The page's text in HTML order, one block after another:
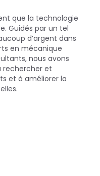
que la technologie
Guidés par un tel
d’argent dans
en mécanique
nous avons
rechercher et
et à améliorer la